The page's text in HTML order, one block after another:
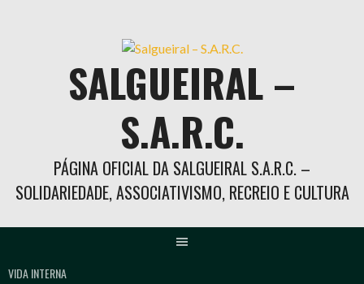
SALGUEIRAL –
S.A.R.C.
PÁGINA OFICIAL DA SALGUEIRAL S.A.R.C. –
SOLIDARIEDADE, ASSOCIATIVISMO, RECREIO E CULTURA
VIDA INTERNA